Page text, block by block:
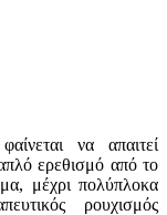
να απαιτεί
ερεθισμό από το
μέχρι πολύπλοκα
ρουχισμός